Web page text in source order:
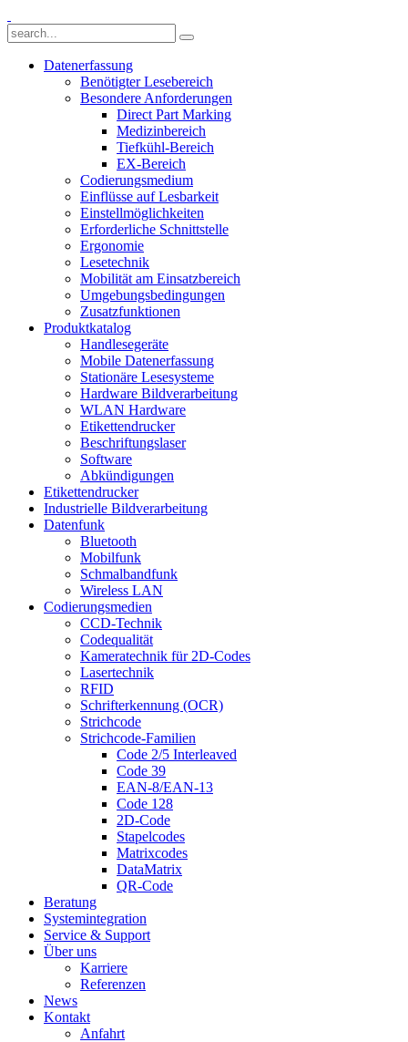
Datenerfassung
Benötigter Lesebereich
Besondere Anforderungen
Direct Part Marking
Medizinbereich
Tiefkühl-Bereich
EX-Bereich
Codierungsmedium
Einflüsse auf Lesbarkeit
Einstellmöglichkeiten
Erforderliche Schnittstelle
Ergonomie
Lesetechnik
Mobilität am Einsatzbereich
Umgebungsbedingungen
Zusatzfunktionen
Produktkatalog
Handlesegeräte
Mobile Datenerfassung
Stationäre Lesesysteme
Hardware Bildverarbeitung
WLAN Hardware
Etikettendrucker
Beschriftungslaser
Software
Abkündigungen
Etikettendrucker
Industrielle Bildverarbeitung
Datenfunk
Bluetooth
Mobilfunk
Schmalbandfunk
Wireless LAN
Codierungs­medien
CCD-Technik
Codequalität
Kameratechnik für 2D-Codes
Lasertechnik
RFID
Schrifterkennung (OCR)
Strichcode
Strichcode-Familien
Code 2/5 Interleaved
Code 39
EAN-8/EAN-13
Code 128
2D-Code
Stapelcodes
Matrixcodes
DataMatrix
QR-Code
Beratung
System­integration
Service & Support
Über uns
Karriere
Referenzen
News
Kontakt
Anfahrt